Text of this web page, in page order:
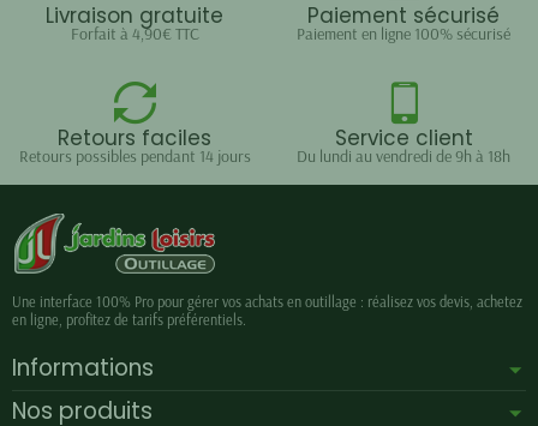
Livraison gratuite
Forfait à 4,90€ TTC
Paiement sécurisé
Paiement en ligne 100% sécurisé
Retours faciles
Retours possibles pendant 14 jours
Service client
Du lundi au vendredi de 9h à 18h
Une interface 100% Pro pour gérer vos achats en outillage : réalisez vos devis, achetez
en ligne, profitez de tarifs préférentiels.
Informations
Nos produits